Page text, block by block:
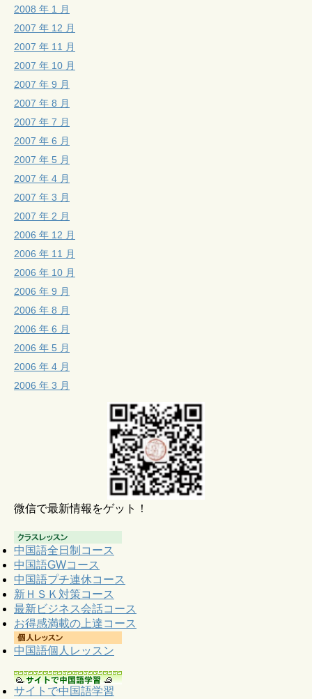
2008 年 1 月
2007 年 12 月
2007 年 11 月
2007 年 10 月
2007 年 9 月
2007 年 8 月
2007 年 7 月
2007 年 6 月
2007 年 5 月
2007 年 4 月
2007 年 3 月
2007 年 2 月
2006 年 12 月
2006 年 11 月
2006 年 10 月
2006 年 9 月
2006 年 8 月
2006 年 6 月
2006 年 5 月
2006 年 4 月
2006 年 3 月
微信で最新情報をゲット！
中国語全日制コース
中国語GWコース
中国語プチ連休コース
新ＨＳＫ対策コース
最新ビジネス会話コース
お得感満載の上達コース
中国語個人レッスン
サイトで中国語学習